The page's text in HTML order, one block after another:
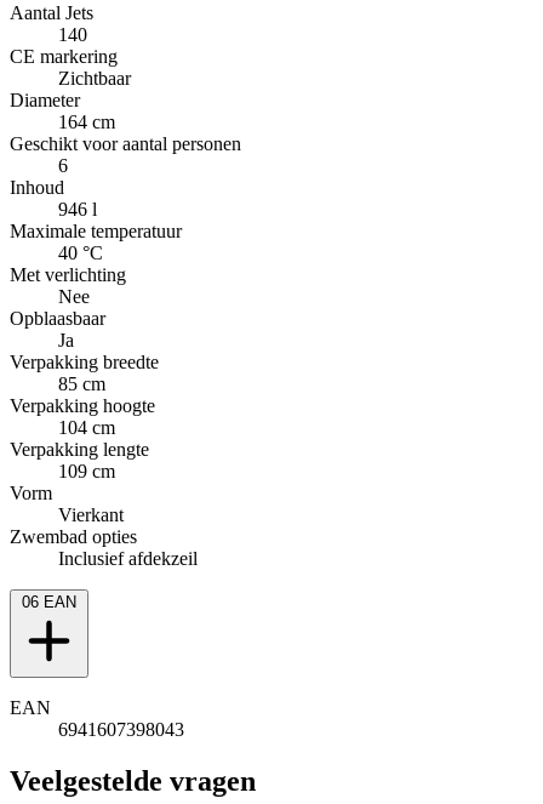
Aantal Jets
140
CE markering
Zichtbaar
Diameter
164 cm
Geschikt voor aantal personen
6
Inhoud
946 l
Maximale temperatuur
40 °C
Met verlichting
Nee
Opblaasbaar
Ja
Verpakking breedte
85 cm
Verpakking hoogte
104 cm
Verpakking lengte
109 cm
Vorm
Vierkant
Zwembad opties
Inclusief afdekzeil
06 EAN
EAN
6941607398043
Veelgestelde vragen